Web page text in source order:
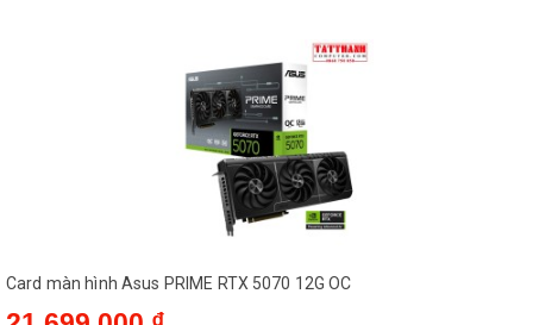
Card màn hình Asus PRIME RTX 5070 12G OC